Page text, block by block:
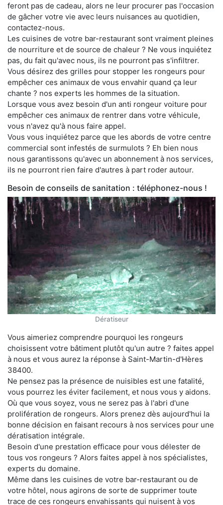
feront pas de cadeau, alors ne leur procurer pas l'occasion
de gâcher votre vie avec leurs nuisances au quotidien,
contactez-nous.
Les cuisines de votre bar-restaurant sont vraiment pleines
de nourriture et de source de chaleur ? Ne vous inquiétez
pas, du fait qu'avec nous, ils ne pourront pas s'infiltrer.
Vous désirez des grilles pour stopper les rongeurs pour
empêcher ces animaux de vous envahir quand ça leur
chante ? nos experts les hommes de la situation.
Lorsque vous avez besoin d'un anti rongeur voiture pour
empêcher ces animaux de rentrer dans votre véhicule,
vous n'avez qu'à nous faire appel.
Vous vous inquiétez parce que les abords de votre centre
commercial sont infestés de surmulots ? Eh bien nous
nous garantissons qu'avec un abonnement à nos services,
ils ne pourront rien faire d'autres à part roder autour.
Besoin de conseils de sanitation : téléphonez-nous !
Dératiseur
Vous aimeriez comprendre pourquoi les rongeurs
choisissent votre bâtiment plutôt qu'un autre ? faites appel
à nous et vous aurez la réponse à Saint-Martin-d'Hères
38400.
Ne pensez pas la présence de nuisibles est une fatalité,
vous pourrez les éviter facilement, et nous vous y aidons.
Où que vous soyez, vous ne serez pas à l'abri d'une
prolifération de rongeurs. Alors prenez dès aujourd'hui la
bonne décision en faisant recours à nos services pour une
dératisation intégrale.
Besoin d'une prestation efficace pour vous délester de
tous vos rongeurs ? Alors faites appel à nos spécialistes,
experts du domaine.
Même dans les cuisines de votre bar-restaurant ou de
votre hôtel, nous agirons de sorte de supprimer toute
trace de ces rongeurs envahissants qui nuisent à vos